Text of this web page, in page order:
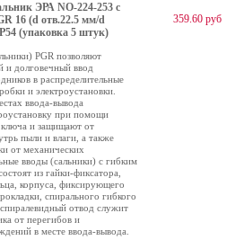
ЭРА NO-224-253 с
16 (d отв.22.5 мм/d
(упаковка 5 штук)
PGR позволяют
и долговечный ввод
в распределительные
и электроустановки.
ввода-вывода
при помощи
ключа и защищают от
пыли и влаги, а также
от механических
вводы (сальники) c гибким
из гайки-фиксатора,
корпуса, фиксирующего
спирального гибкого
отвод служит
от перегибов и
в месте ввода-вывода.
359.60 руб